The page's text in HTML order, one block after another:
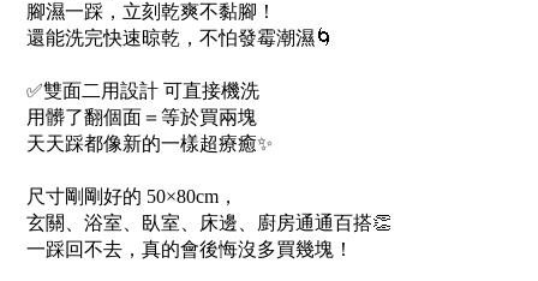
腳濕一踩，立刻乾爽不黏腳！
還能洗完快速晾乾，不怕發霉潮濕🌀
✅雙面二用設計 可直接機洗
用髒了翻個面＝等於買兩塊
天天踩都像新的一樣超療癒✨
尺寸剛剛好的 50×80cm，
玄關、浴室、臥室、床邊、廚房通通百搭👏
一踩回不去，真的會後悔沒多買幾塊！